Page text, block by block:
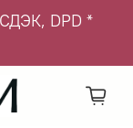
DPD *